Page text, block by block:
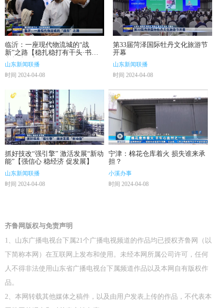
临沂：一座现代物流城的“战
新”之路【稳扎稳打有干头·书记
市长访谈】
山东新闻联播
时间 2024-04-08
第33届菏泽国际牡丹文化旅游节
开幕
山东新闻联播
时间 2024-04-08
抓好技改“强引擎” 激活发展“新动
能”【强信心 稳经济 促发展】
山东新闻联播
时间 2024-04-08
宁津：棉花仓库着火 损失谁来承
担？
小溪办事
时间 2024-04-08
齐鲁网版权与免责声明
1、山东广播电视台下属21个广播电视频道的作品均已授权齐鲁网（以
下简称本网）在互联网上发布和使用。未经本网所属公司许可，任何
人不得非法使用山东省广播电视台下属频道作品以及本网自有版权作
品。
2、本网转载其他媒体之稿件，以及由用户发表上传的作品，不代表本